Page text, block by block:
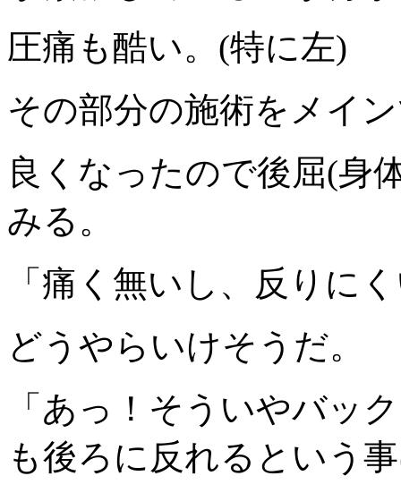
圧痛も酷い。(特に左)
その部分の施術をメイ
良くなったので後屈(身
みる。
「痛く無いし、反りに
どうやらいけそうだ。
「あっ！そういやバッ
も後ろに反れるという